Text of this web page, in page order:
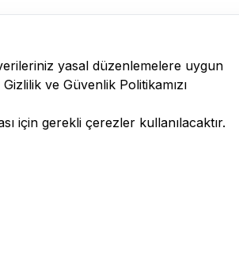
yasal düzenlemelere uygun
Gizlilik ve Güvenlik Politikamızı
için gerekli çerezler kullanılacaktır.